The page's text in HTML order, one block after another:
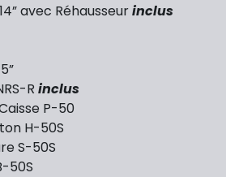
avec Réhausseurinclus
R inclus
P-50
H-50S
S-50S
50S